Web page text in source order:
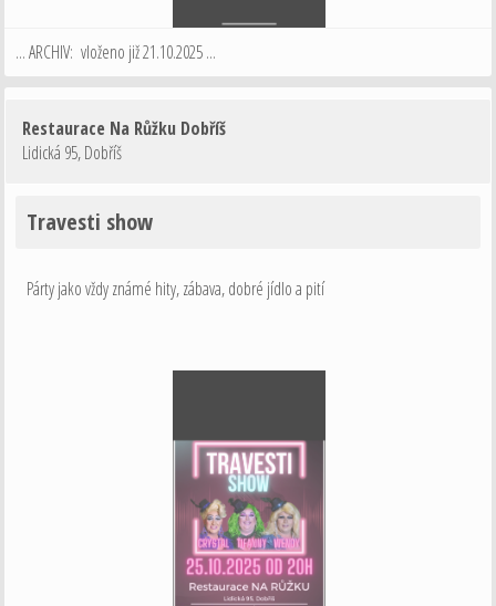
... ARCHIV: vloženo již 21.10.2025 ...
Restaurace Na Růžku Dobříš
Lidická 95,Dobříš
Travesti show
Párty jako vždy známé hity, zábava, dobré jídlo a pití